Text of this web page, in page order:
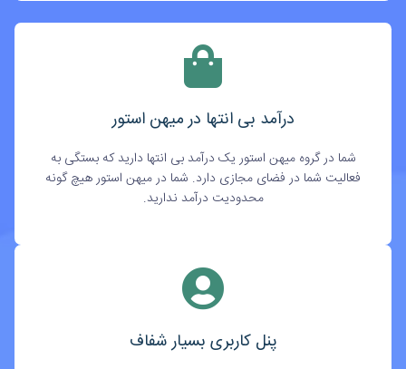
درآمد بی انتها در میهن استور
شما در گروه میهن استور یک درآمد بی انتها دارید که بستگی به
فعالیت شما در فضای مجازی دارد. شما در میهن استور هیچ گونه
محدودیت درآمد ندارید.
پنل کاربری بسیار شفاف